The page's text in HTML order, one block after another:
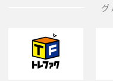
グ